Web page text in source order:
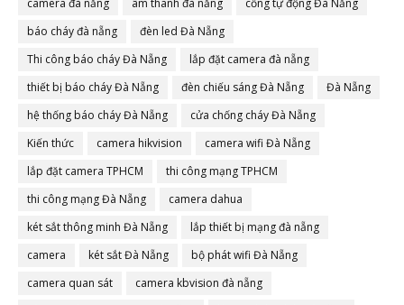
camera đà nẵng
âm thanh đà nẵng
cổng tự động Đà Nẵng
báo cháy đà nẵng
đèn led Đà Nẵng
Thi công báo cháy Đà Nẵng
lắp đặt camera đà nẵng
thiết bị báo cháy Đà Nẵng
đèn chiếu sáng Đà Nẵng
Đà Nẵng
hệ thống báo cháy Đà Nẵng
cửa chống cháy Đà Nẵng
Kiến thức
camera hikvision
camera wifi Đà Nẵng
lắp đặt camera TPHCM
thi công mạng TPHCM
thi công mạng Đà Nẵng
camera dahua
két sắt thông minh Đà Nẵng
lắp thiết bị mạng đà nẵng
camera
két sắt Đà Nẵng
bộ phát wifi Đà Nẵng
camera quan sát
camera kbvision đà nẵng